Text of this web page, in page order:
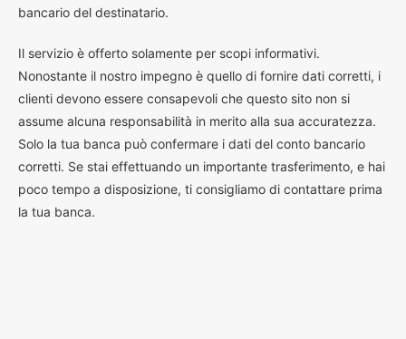
bancario del destinatario.
Il servizio è offerto solamente per scopi informativi.
Nonostante il nostro impegno è quello di fornire dati corretti, i
clienti devono essere consapevoli che questo sito non si
assume alcuna responsabilità in merito alla sua accuratezza.
Solo la tua banca può confermare i dati del conto bancario
corretti. Se stai effettuando un importante trasferimento, e hai
poco tempo a disposizione, ti consigliamo di contattare prima
la tua banca.